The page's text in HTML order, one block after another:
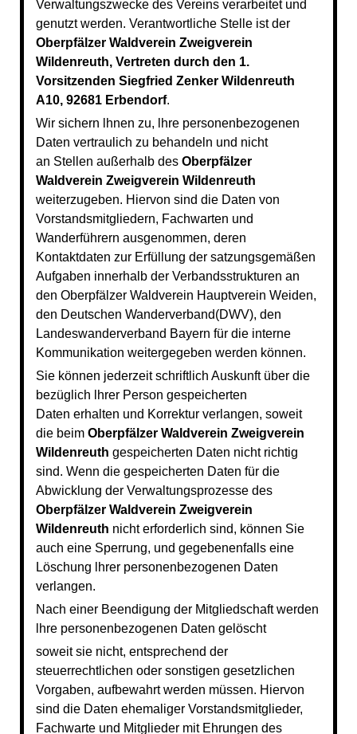
Verwaltungszwecke des Vereins verarbeitet und
genutzt werden. Verantwortliche Stelle ist der
Oberpfälzer Waldverein Zweigverein
Wildenreuth, Vertreten durch den 1.
Vorsitzenden Siegfried Zenker Wildenreuth
A10, 92681 Erbendorf.
Wir sichern lhnen zu, lhre personenbezogenen
Daten vertraulich zu behandeln und nicht
an Stellen außerhalb des Oberpfälzer
Waldverein Zweigverein Wildenreuth
weiterzugeben. Hiervon sind die Daten von
Vorstandsmitgliedern, Fachwarten und
Wanderführern ausgenommen, deren
Kontaktdaten zur Erfüllung der satzungsgemäßen
Aufgaben innerhalb der Verbandsstrukturen an
den Oberpfälzer Waldverein Hauptverein Weiden,
den Deutschen Wanderverband(DWV), den
Landeswanderverband Bayern für die interne
Kommunikation weitergegeben werden können.
Sie können jederzeit schriftlich Auskunft über die
bezüglich lhrer Person gespeicherten
Daten erhalten und Korrektur verlangen, soweit
die beim Oberpfälzer Waldverein Zweigverein
Wildenreuth gespeicherten Daten nicht richtig
sind. Wenn die gespeicherten Daten für die
Abwicklung der Verwaltungsprozesse des
Oberpfälzer Waldverein Zweigverein
Wildenreuth nicht erforderlich sind, können Sie
auch eine Sperrung, und gegebenenfalls eine
Löschung lhrer personenbezogenen Daten
verlangen.
Nach einer Beendigung der Mitgliedschaft werden
lhre personenbezogenen Daten gelöscht
soweit sie nicht, entsprechend der
steuerrechtlichen oder sonstigen gesetzlichen
Vorgaben, aufbewahrt werden müssen. Hiervon
sind die Daten ehemaliger Vorstandsmitglieder,
Fachwarte und Mitglieder mit Ehrungen des